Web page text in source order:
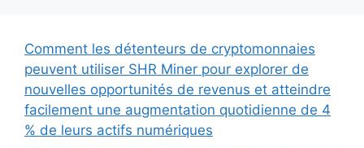
Comment les détenteurs de cryptomonnaies
peuvent utiliser SHR Miner pour explorer de
nouvelles opportunités de revenus et atteindre
facilement une augmentation quotidienne de 4
% de leurs actifs numériques